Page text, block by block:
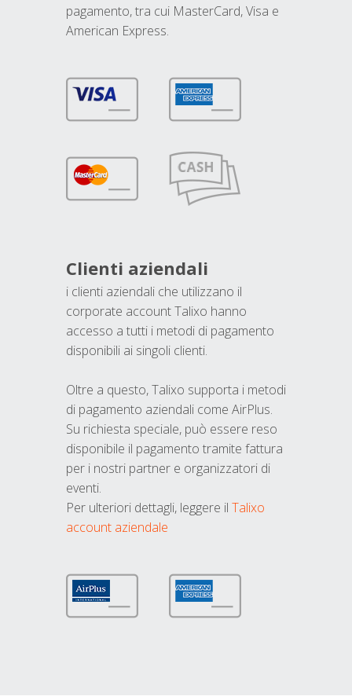
pagamento, tra cui MasterCard, Visa e
American Express.
Clienti aziendali
i clienti aziendali che utilizzano il
corporate account Talixo hanno
accesso a tutti i metodi di pagamento
disponibili ai singoli clienti.
Oltre a questo, Talixo supporta i metodi
di pagamento aziendali come AirPlus.
Su richiesta speciale, può essere reso
disponibile il pagamento tramite fattura
per i nostri partner e organizzatori di
eventi.
Per ulteriori dettagli, leggere il Talixo
account aziendale